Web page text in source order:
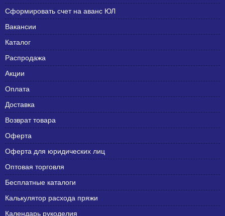
Сформировать счет на аванс ЮЛ
Вакансии
Каталог
Распродажа
Акции
Оплата
Доставка
Возврат товара
Оферта
Оферта для юридических лиц
Оптовая торговля
Бесплатные каталоги
Калькулятор расхода пряжи
Календарь рукоделия